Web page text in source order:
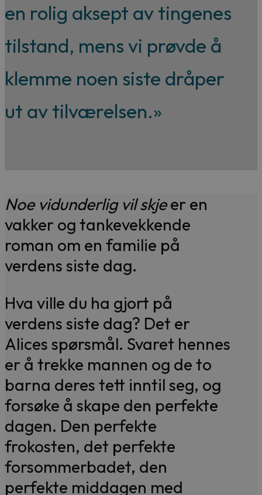
en rolig aksept av tingenes
tilstand, mens vi prøvde å
klemme noen siste dråper
ut av tilværelsen.»
Noe vidunderlig vil skjeer en
vakker og tankevekkende
roman om en familie på
verdens siste dag.
Hva ville du ha gjort på
verdens siste dag? Det er
Alices spørsmål. Svaret hennes
er å trekke mannen og de to
barna deres tett inntil seg, og
forsøke å skape den perfekte
dagen. Den perfekte
frokosten, det perfekte
forsommerbadet, den
perfekte middagen med